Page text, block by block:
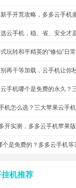
玩转和平精英的“修仙”日常
挂机推荐